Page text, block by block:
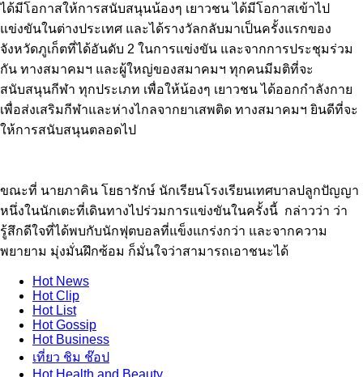
ได้มีโอกาสให้การสนับสนุนน้องๆ เยาวชน ได้มีโอกาสเข้าไป
แข่งขันในต่างประเทศ และได้รางวัลกลับมาเป็นครั้งแรกของ
จังหวัดภูเก็ตที่ได้อันดับ 2 ในการแข่งขัน และจากการประชุมร่วม
กัน ทางสมาคมฯ และผู้ใหญ่ของสมาคมฯ ทุกคนมีมติที่จะ
สนับสนุนกีฬา ทุกประเภท เพื่อให้น้องๆ เยาวชน ได้ออกกำลังกาย
เพื่อส่งเสริมกีฬาและห่างไกลจากยาเสพติด ทางสมาคมฯ ยินดีที่จะ
ให้การสนับสนุนตลอดไป
ขณะที่ นายภาคิน โยธารักษ์ นักเรียนโรงเรียนเทศบาลปลูกปัญญา
หนึ่งในนักเตะที่เดินทางไปร่วมการแข่งขันในครั้งนี้ กล่าวว่า ว่า
รู้สึกดีใจที่ได้พบกับนักฟุตบอลที่แข็งแกร่งกว่า และจากความ
พยายาม มุ่งมั่นฝึกซ้อม ก็มั่นใจว่าสามารถเอาชนะได้
HotNews
HotClip
HotList
HotGossip
HotBusiness
เที่ยว ชิม ช๊อป
HotHealth and Beauty